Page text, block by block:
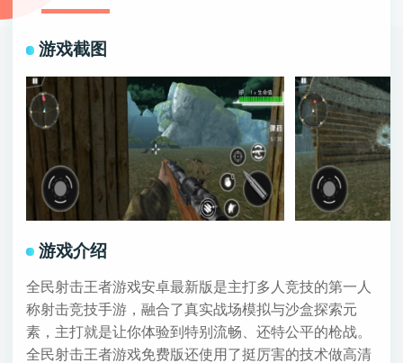
游戏截图
游戏介绍
全民射击王者游戏安卓最新版是主打多人竞技的第一人
称射击竞技手游，融合了真实战场模拟与沙盒探索元
素，主打就是让你体验到特别流畅、还特公平的枪战。
全民射击王者游戏免费版还使用了挺厉害的技术做高清